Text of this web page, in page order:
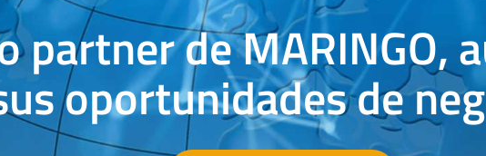
partner de MARINGO,
oportunidades de